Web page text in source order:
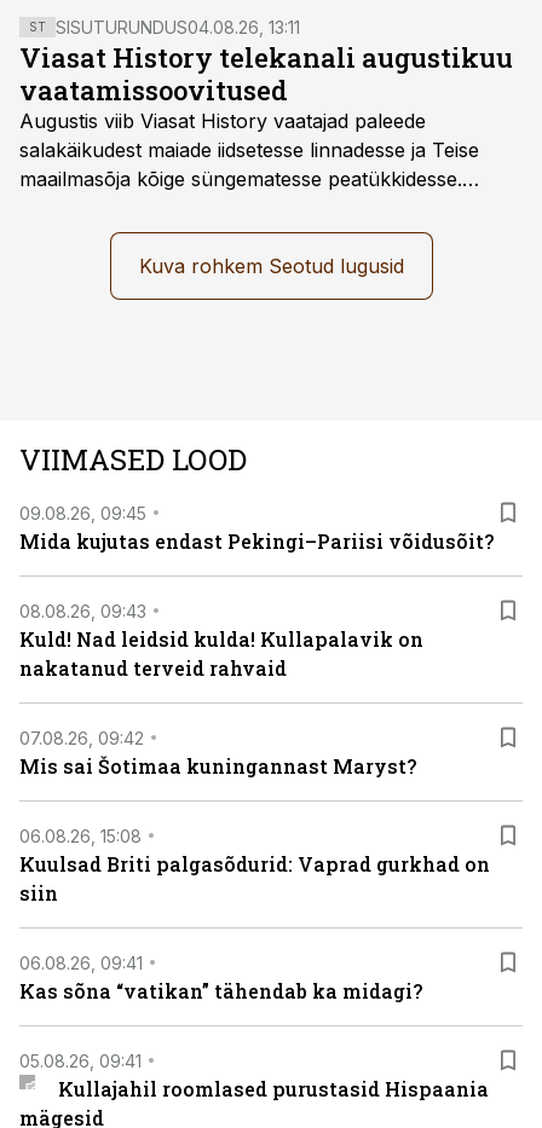
ST SISUTURUNDUS04.08.26, 13:11
Viasat History telekanali augustikuu
vaatamissoovitused
Augustis viib Viasat History vaatajad paleede
salakäikudest maiade iidsetesse linnadesse ja Teise
maailmasõja kõige süngematesse peatükkidesse.
avastused ning seni nägemata kaadrid Kolmanda riigi
argielust avavad ajaloo tuntud sündmused täiesti uuest
vaatenurgast. Viasat History on saadaval kõikide Eesti
Kuva rohkem Seotud lugusid
VIIMASED LOOD
09.08.26, 09:45
Mida kujutas endast Pekingi–Pariisi võidusõit?
08.08.26, 09:43
Kuld! Nad leidsid kulda! Kullapalavik on
nakatanud terveid rahvaid
07.08.26, 09:42
Mis sai Šotimaa kuningannast Maryst?
06.08.26, 15:08
Kuulsad Briti palgasõdurid: Vaprad gurkhad on
siin
06.08.26, 09:41
Kas sõna “vatikan” tähendab ka midagi?
05.08.26, 09:41
Kullajahil roomlased purustasid Hispaania
mägesid